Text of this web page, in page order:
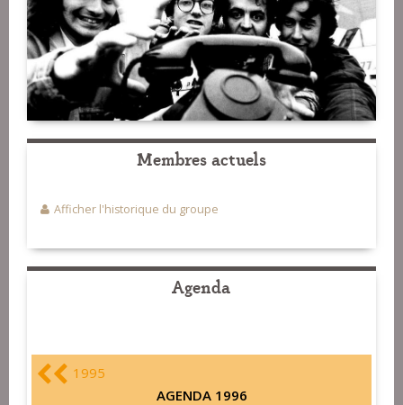
Membres actuels
Afficher l'historique du groupe
Agenda
1995
AGENDA 1996